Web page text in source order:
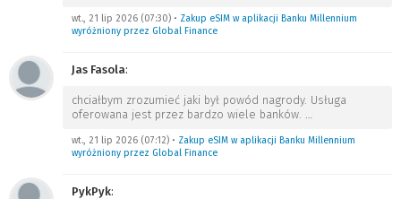
wt., 21 lip 2026 (07:30) • Zakup eSIM w aplikacji Banku Millennium
wyróżniony przez Global Finance
Jas Fasola:
chciałbym zrozumieć jaki był powód nagrody. Usługa
oferowana jest przez bardzo wiele banków. …
wt., 21 lip 2026 (07:12) • Zakup eSIM w aplikacji Banku Millennium
wyróżniony przez Global Finance
PykPyk: